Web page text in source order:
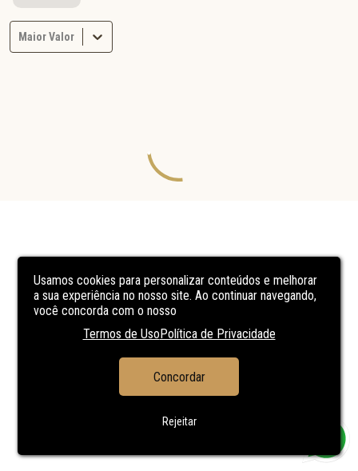
Usamos cookies para personalizar conteúdos e melhorar
a sua experiência no nosso site. Ao continuar navegando,
você concorda com o nosso
Termos de UsoPolítica de Privacidade
Concordar
Rejeitar
Maior Valor